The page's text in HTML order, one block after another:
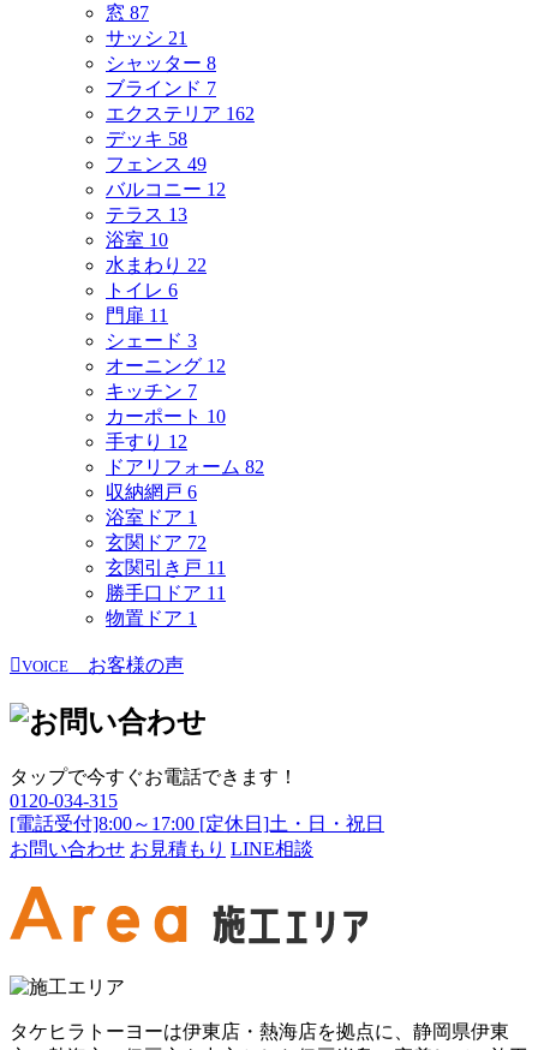
窓 87
サッシ 21
シャッター 8
ブラインド 7
エクステリア 162
デッキ 58
フェンス 49
バルコニー 12
テラス 13
浴室 10
水まわり 22
トイレ 6
門扉 11
シェード 3
オーニング 12
キッチン 7
カーポート 10
手すり 12
ドアリフォーム 82
収納網戸 6
浴室ドア 1
玄関ドア 72
玄関引き戸 11
勝手口ドア 11
物置ドア 1
VOICE お客様の声
タップで今すぐお電話できます！
0120-034-315
[電話受付]8:00～17:00 [定休日]土・日・祝日
お問い合わせ お見積もり LINE相談
タケヒラトーヨーは伊東店・熱海店を拠点に、静岡県伊東